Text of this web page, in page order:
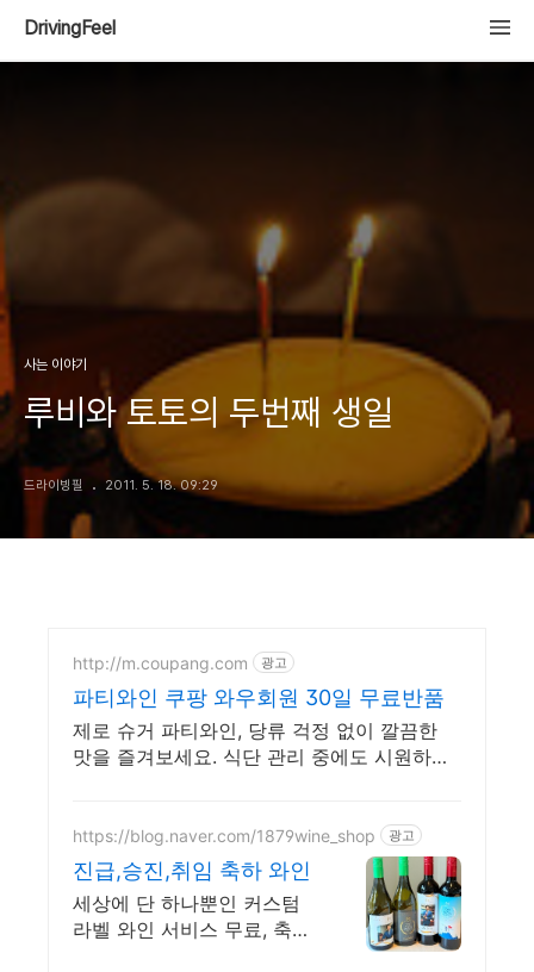
DrivingFeel
사는 이야기
루비와 토토의 두번째 생일
드라이빙필 2011. 5. 18. 09:29
http://m.coupang.com 광고
파티와인 쿠팡 와우회원 30일 무료반품
제로 슈거 파티와인, 당류 걱정 없이 깔끔한
맛을 즐겨보세요. 식단 관리 중에도 시원하게!
https://blog.naver.com/1879wine_shop 광고
진급,승진,취임 축하 와인
세상에 단 하나뿐인 커스텀
라벨 와인 서비스 무료, 축하